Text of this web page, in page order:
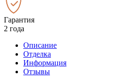
Гарантия
2 года
Описание
Отделка
Информация
Отзывы